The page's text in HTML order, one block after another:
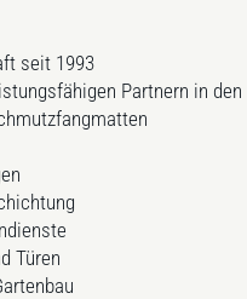
seit 1993
Partnern in den
Türen